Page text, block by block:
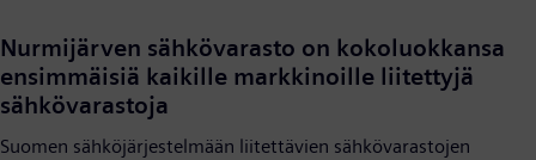
Nurmijärven sähkövarasto on kokoluokkansa
ensimmäisiä kaikille markkinoille liitettyjä
sähkövarastoja
Suomen sähköjärjestelmään liitettävien sähkövarastojen